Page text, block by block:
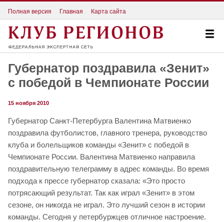
Полная версия Главная Карта сайта
Губернатор поздравила «Зенит»
с победой в Чемпионате России
15 ноября 2010
Губернатор Санкт-Петербурга Валентина Матвиенко
поздравила футболистов, главного тренера, руководство
клуба и болельщиков команды «Зенит» с победой в
Чемпионате России. Валентина Матвиенко направила
поздравительную телеграмму в адрес команды. Во время
подхода к прессе губернатор сказала: «Это просто
потрясающий результат. Так как играл «Зенит» в этом
сезоне, он никогда не играл. Это лучший сезон в истории
команды. Сегодня у петербуржцев отличное настроение.